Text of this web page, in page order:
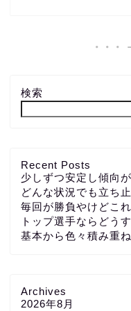
検索
Recent Posts
少しずつ安定し傾向
どんな状況でも立ち
毎回が勝負やけどこ
トップ選手ならどう
基本から色々積み重
Archives
2026年8月